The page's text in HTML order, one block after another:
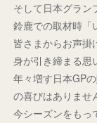
そして日本グラン
鈴鹿での取材時「
皆さまからお声掛
身が引き締まる思
年々増す日本GP
の喜びはありませ
今シーズンをもっ